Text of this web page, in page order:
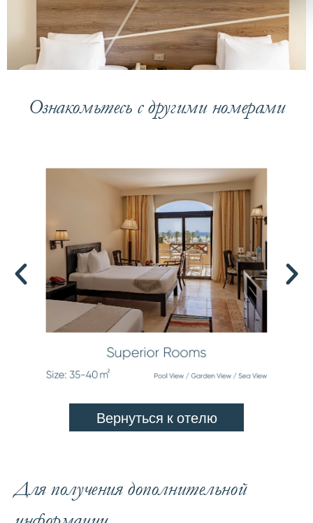
Ознакомьтесь с другими номерами
Вернуться к отелю
Для получения дополнительной